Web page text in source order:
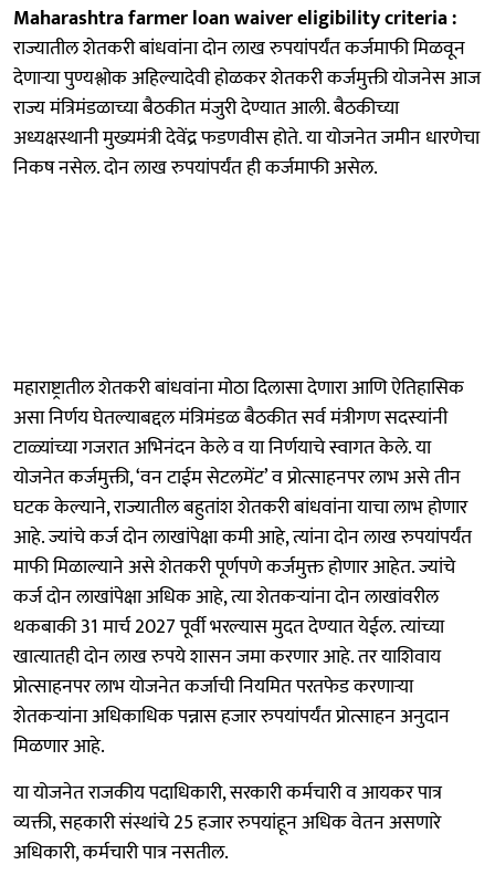
Maharashtra farmer loan waiver eligibility criteria :
राज्यातील शेतकरी बांधवांना दोन लाख रुपयांपर्यंत कर्जमाफी मिळवून
देणार्‍या पुण्यश्लोक अहिल्यादेवी होळकर शेतकरी कर्जमुक्ती योजनेस आज
राज्य मंत्रिमंडळाच्या बैठकीत मंजुरी देण्यात आली. बैठकीच्या
अध्यक्षस्थानी मुख्यमंत्री देवेंद्र फडणवीस होते. या योजनेत जमीन धारणेचा
निकष नसेल. दोन लाख रुपयांपर्यंत ही कर्जमाफी असेल.
महाराष्ट्रातील शेतकरी बांधवांना मोठा दिलासा देणारा आणि ऐतिहासिक
असा निर्णय घेतल्याबद्दल मंत्रिमंडळ बैठकीत सर्व मंत्रीगण सदस्यांनी
टाळ्यांच्या गजरात अभिनंदन केले व या निर्णयाचे स्वागत केले. या
योजनेत कर्जमुक्ती, ‘वन टाईम सेटलमेंट’ व प्रोत्साहनपर लाभ असे तीन
घटक केल्याने, राज्यातील बहुतांश शेतकरी बांधवांना याचा लाभ होणार
आहे. ज्यांचे कर्ज दोन लाखांपेक्षा कमी आहे, त्यांना दोन लाख रुपयांपर्यंत
माफी मिळाल्याने असे शेतकरी पूर्णपणे कर्जमुक्त होणार आहेत. ज्यांचे
कर्ज दोन लाखांपेक्षा अधिक आहे, त्या शेतकर्‍यांना दोन लाखांवरील
थकबाकी 31 मार्च 2027 पूर्वी भरल्यास मुदत देण्यात येईल. त्यांच्या
खात्यातही दोन लाख रुपये शासन जमा करणार आहे. तर याशिवाय
प्रोत्साहनपर लाभ योजनेत कर्जाची नियमित परतफेड करणार्‍या
शेतकर्‍यांना अधिकाधिक पन्नास हजार रुपयांपर्यंत प्रोत्साहन अनुदान
मिळणार आहे.
या योजनेत राजकीय पदाधिकारी, सरकारी कर्मचारी व आयकर पात्र
व्यक्ती, सहकारी संस्थांचे 25 हजार रुपयांहून अधिक वेतन असणारे
अधिकारी, कर्मचारी पात्र नसतील.